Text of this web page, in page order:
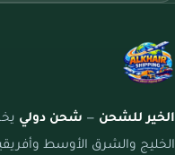
الخير للشحن — شحن دولي
الخليج والشرق الأوسط